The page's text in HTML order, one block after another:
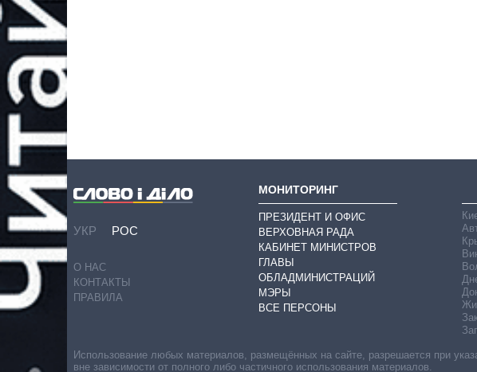
УКР РОС
О НАС
КОНТАКТЫ
ПРАВИЛА
МОНИТОРИНГ
ПРЕЗИДЕНТ И ОФИС
ВЕРХОВНАЯ РАДА
КАБИНЕТ МИНИСТРОВ
ГЛАВЫ
ОБЛАДМИНИСТРАЦИЙ
МЭРЫ
ВСЕ ПЕРСОНЫ
Использование любых материалов, размещённых на сайте, разрешается при
вне зависимости от полного либо частичного использования материалов.